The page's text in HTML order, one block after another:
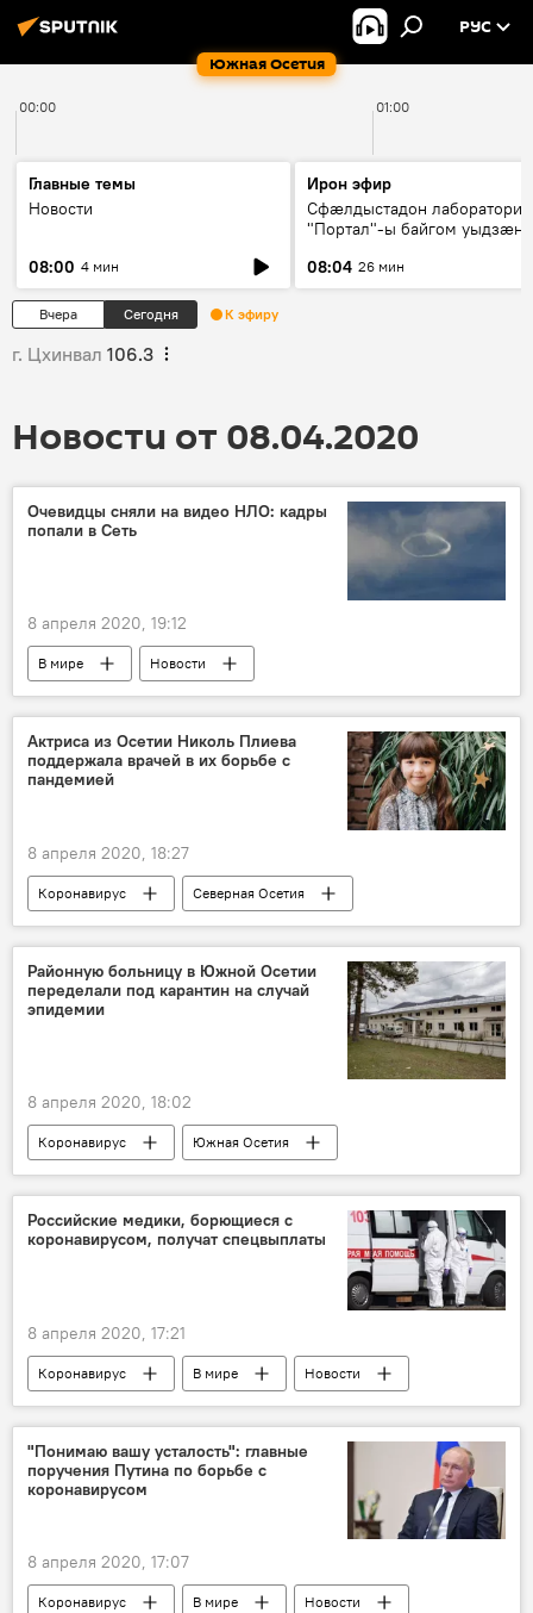
Южная Осетия
РУС
00:00 01:00
Главные темы
Новости
08:00 4 мин
Ирон эфир
Сфæлдыстадон лаборатори
"Портал"-ы байгом уыдзæн
Æхсары куыстыты равдыст
08:04 26 мин
Вчера Сегодня К эфиру
г. Цхинвал 106.3
Новости от 08.04.2020
Очевидцы сняли на видео НЛО: кадры
попали в Сеть
8 апреля 2020, 19:12
В мире Новости
Актриса из Осетии Николь Плиева
поддержала врачей в их борьбе с
пандемией
8 апреля 2020, 18:27
Коронавирус
Северная Осетия
В мире
Новости
Районную больницу в Южной Осетии
переделали под карантин на случай
эпидемии
8 апреля 2020, 18:02
Коронавирус
Южная Осетия
Новости
Российские медики, борющиеся с
коронавирусом, получат спецвыплаты
8 апреля 2020, 17:21
Коронавирус В мире Новости
"Понимаю вашу усталость": главные
поручения Путина по борьбе с
коронавирусом
8 апреля 2020, 17:07
Коронавирус В мире
Новости